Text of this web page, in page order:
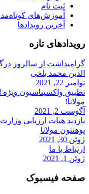
ثبت نام
آموزش‌های
آخرین رویدادها
رویداد‌های تازه
گرامیداشت از سالروز
الدین محمد بلخی
نوامبر 22, 2021
تطبیق واکسیناسیون ویژه
مولانا!
آگوست 2, 2021
بازدید هیات ارزیابی
پوهنتون مولانا
ژوئن 30, 2021
ارتباط با ما
ژوئن 1, 2021
صفحه فیسبوک